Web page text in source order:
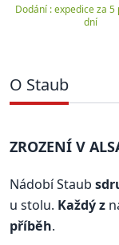
Dodání : expedice za 5
dní
O Staub
ZROZENÍ V
Nádobí Staub
u stolu. Každý z
příběh.